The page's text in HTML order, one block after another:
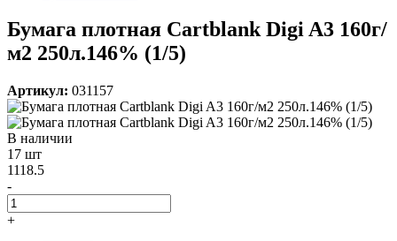
Бумага плотная Cartblank Digi A3 160г/
м2 250л.146% (1/5)
Артикул: 031157
В наличии
17 шт
1118.5
-
+